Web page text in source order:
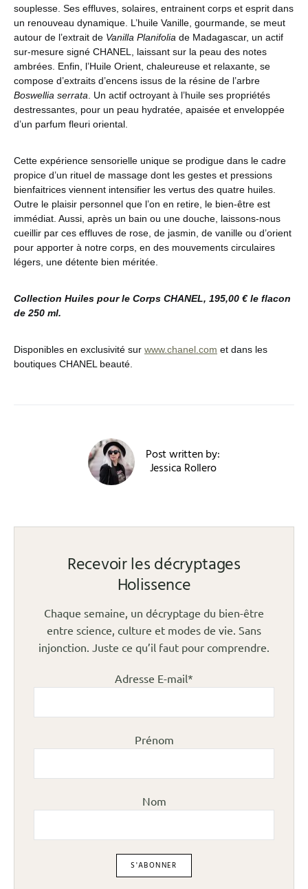
souplesse. Ses effluves, solaires, entrainent corps et esprit dans
un renouveau dynamique. L’huile Vanille, gourmande, se meut
autour de l’extrait de Vanilla Planifolia de Madagascar, un actif
sur-mesure signé CHANEL, laissant sur la peau des notes
ambrées. Enfin, l’Huile Orient, chaleureuse et relaxante, se
compose d’extraits d’encens issus de la résine de l’arbre
Boswellia serrata . Un actif octroyant à l’huile ses propriétés
destressantes, pour un peau hydratée, apaisée et enveloppée
d’un parfum fleuri oriental.
Cette expérience sensorielle unique se prodigue dans le cadre
propice d’un rituel de massage dont les gestes et pressions
bienfaitrices viennent intensifier les vertus des quatre huiles.
Outre le plaisir personnel que l’on en retire, le bien-être est
immédiat. Aussi, après un bain ou une douche, laissons-nous
cueillir par ces effluves de rose, de jasmin, de vanille ou d’orient
pour apporter à notre corps, en des mouvements circulaires
légers, une détente bien méritée.
Collection Huiles pour le Corps CHANEL, 195,00 € le flacon
de 250 ml.
Disponibles en exclusivité sur www.chanel.com et dans les
boutiques CHANEL beauté.
Post written by:
Jessica Rollero
Recevoir les décryptages
Holissence
Chaque semaine, un décryptage du bien-être
entre science, culture et modes de vie. Sans
injonction. Juste ce qu’il faut pour comprendre.
Adresse E-mail*
Prénom
Nom